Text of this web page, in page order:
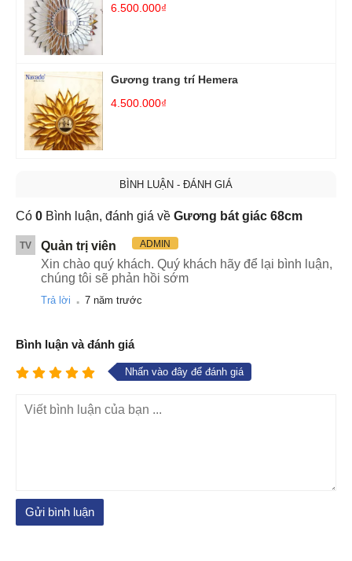
6.500.000₫
Gương trang trí Hemera
4.500.000₫
BÌNH LUẬN - ĐÁNH GIÁ
Có 0 Bình luận, đánh giá về Gương bát giác 68cm
TV Quản trị viên ADMIN
Xin chào quý khách. Quý khách hãy để lại bình luận,
chúng tôi sẽ phản hồi sớm
Trả lời . 7 năm trước
Bình luận và đánh giá
Nhấn vào đây để đánh giá